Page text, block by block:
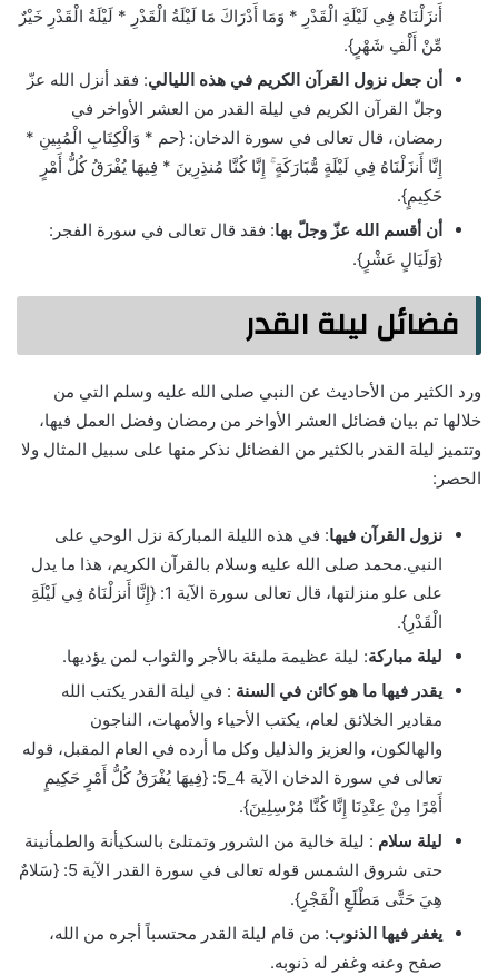
أَنزَلْنَاهُ فِي لَيْلَةِ الْقَدْرِ * وَمَا أَدْرَاكَ مَا لَيْلَةُ الْقَدْرِ * لَيْلَةُ الْقَدْرِ خَيْرٌ
مِّنْ أَلْفِ شَهْرٍ}.
أن جعل نزول القرآن الكريم في هذه الليالي: فقد أنزل الله عزّ
وجلّ القرآن الكريم في ليلة القدر من العشر الأواخر في
رمضان، قال تعالى في سورة الدخان: {حم * وَالْكِتَابِ الْمُبِينِ *
إِنَّا أَنزَلْنَاهُ فِي لَيْلَةٍ مُّبَارَكَةٍ ۚ إِنَّا كُنَّا مُنذِرِينَ * فِيهَا يُفْرَقُ كُلُّ أَمْرٍ
حَكِيمٍ}.
أن أقسم الله عزّ وجلّ بها: فقد قال تعالى في سورة الفجر:
{وَلَيَالٍ عَشْرٍ}.
فضائل ليلة القدر
ورد الكثير من الأحاديث عن النبي صلى الله عليه وسلم التي من
خلالها تم بيان فضائل العشر الأواخر من رمضان وفضل العمل فيها،
وتتميز ليلة القدر بالكثير من الفضائل نذكر منها على سبيل المثال ولا
الحصر:
نزول القرآن فيها: في هذه الليلة المباركة نزل الوحي على
النبي.محمد صلى الله عليه وسلام بالقرآن الكريم، هذا ما يدل
على علو منزلتها، قال تعالى سورة الآية 1: {إِنَّا أَنزلْنَاهُ فِي لَيْلَةِ
الْقَدْرِ}.
ليلة مباركة: ليلة عظيمة مليئة بالأجر والثواب لمن يؤديها.
يقدر فيها ما هو كائن في السنة : في ليلة القدر يكتب الله
مقادير الخلائق لعام، يكتب الأحياء والأمهات، الناجون
والهالكون، والعزيز والذليل وكل ما أرده في العام المقبل، قوله
تعالى في سورة الدخان الآية 4_5: {فِيهَا يُفْرَقُ كُلُّ أَمْرٍ حَكِيمٍ
أَمْرًا مِنْ عِنْدِنَا إِنَّا كُنَّا مُرْسِلِينَ}.
ليلة سلام : ليلة خالية من الشرور وتمتلئ بالسكيأنة والطمأنينة
حتى شروق الشمس قوله تعالى في سورة القدر الآية 5: {سَلامٌ
هِيَ حَتَّى مَطْلَعِ الْفَجْرِ}.
يغفر فيها الذنوب: من قام ليلة القدر محتسباً أجره من الله،
صفح وعنه وغفر له ذنوبه.